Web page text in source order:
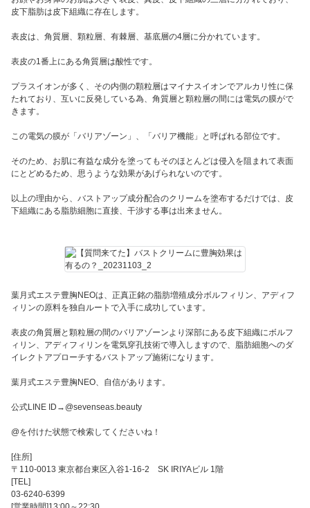
皮下脂肪は皮下組織に存在します。
表皮は、角質層、顆粒層、有棘層、基底層の4層に分かれています。
表皮の1番上にある角質層は酸性です。
プラスイオンが多く、その内側の顆粒層はマイナスイオンでアルカリ性に保
たれており、互いに反発している為、角質層と顆粒層の間には電気の膜がで
きます。
この電気の膜が「バリアゾーン」、「バリア機能」と呼ばれる部位です。
そのため、お肌に有益な成分を塗ってもそのほとんどは侵入を阻まれて表面
にとどめるため、思うような効果があげられないのです。
以上の理由から、バストアップ成分配合のクリームを塗布するだけでは、皮
下組織にある脂肪細胞に直接、干渉する事は出来ません。
葉月式エステ豊胸NEOは、正真正銘の脂肪増殖成分ボルフィリン、アディフ
ィリンの原料を独自ルートで入手に成功しています。
表皮の角質層と顆粒層の間のバリアゾーンより深部にある皮下組織にボルフ
ィリン、アディフィリンを電気穿孔技術で導入しますので、脂肪細胞へのダ
イレクトアプローチするバストアップ施術になります。
葉月式エステ豊胸NEO、自信があります。
公式LINE ID→@sevenseas.beauty
@を付けた状態で検索してくださいね！
[住所]
〒110-0013 東京都台東区入谷1-16-2 SK IRIYAビル 1階
[TEL]
03-6240-6399